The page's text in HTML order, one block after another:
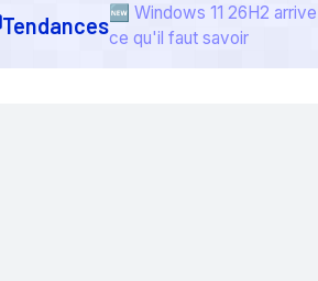
Tendances🆕 Windows 11 26H2
ce qu'il faut savoir